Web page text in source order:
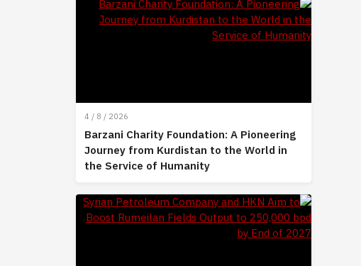
4 / 8 / 2026
Barzani Charity Foundation: A Pioneering
Journey from Kurdistan to the World in
the Service of Humanity